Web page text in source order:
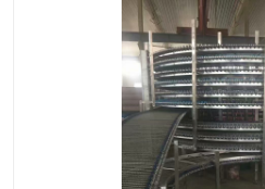
装载机电子秤
半自动输送机